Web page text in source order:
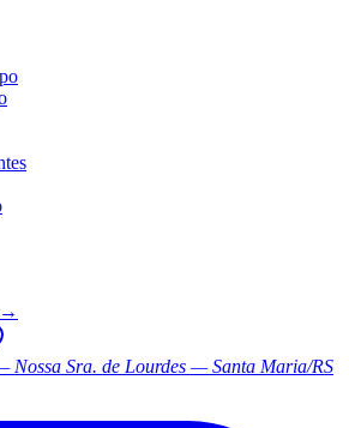
→
Nossa Sra. de Lourdes — Santa Maria/RS